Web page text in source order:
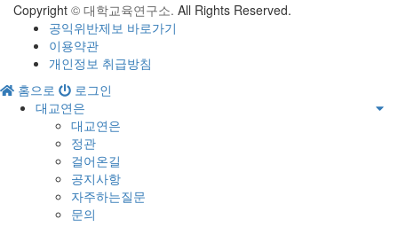
Copyright © 대학교육연구소. All Rights Reserved.
공익위반제보 바로가기
이용약관
개인정보 취급방침
홈으로
로그인
대교연은
대교연은
정관
걸어온길
공지사항
자주하는질문
문의